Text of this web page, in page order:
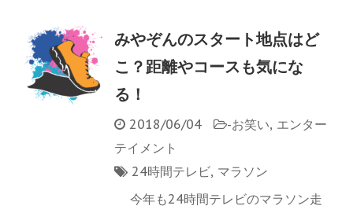
みやぞんのスタート地点はど
こ？距離やコースも気にな
る！
2018/06/04 -お笑い, エンター
テイメント
24時間テレビ, マラソン
今年も24時間テレビのマラソン走